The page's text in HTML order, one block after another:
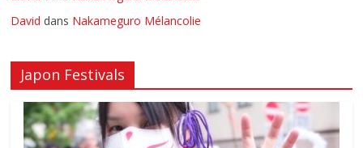
David dans Nakameguro Mélancolie
Japon Festivals